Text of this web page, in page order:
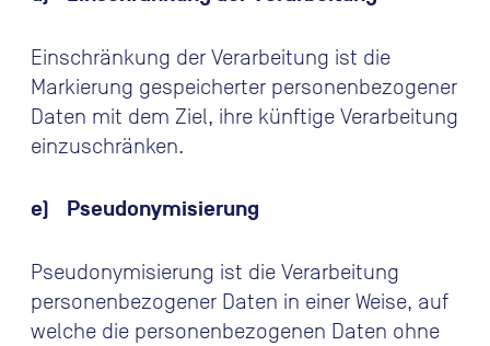
Einschränkung der Verarbeitung ist die
Markierung gespeicherter personenbezogener
Daten mit dem Ziel, ihre künftige Verarbeitung
einzuschränken.
e) Pseudonymisierung
Pseudonymisierung ist die Verarbeitung
personenbezogener Daten in einer Weise, auf
welche die personenbezogenen Daten ohne